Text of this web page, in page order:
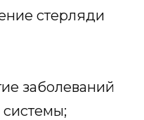
стерляди
заболеваний